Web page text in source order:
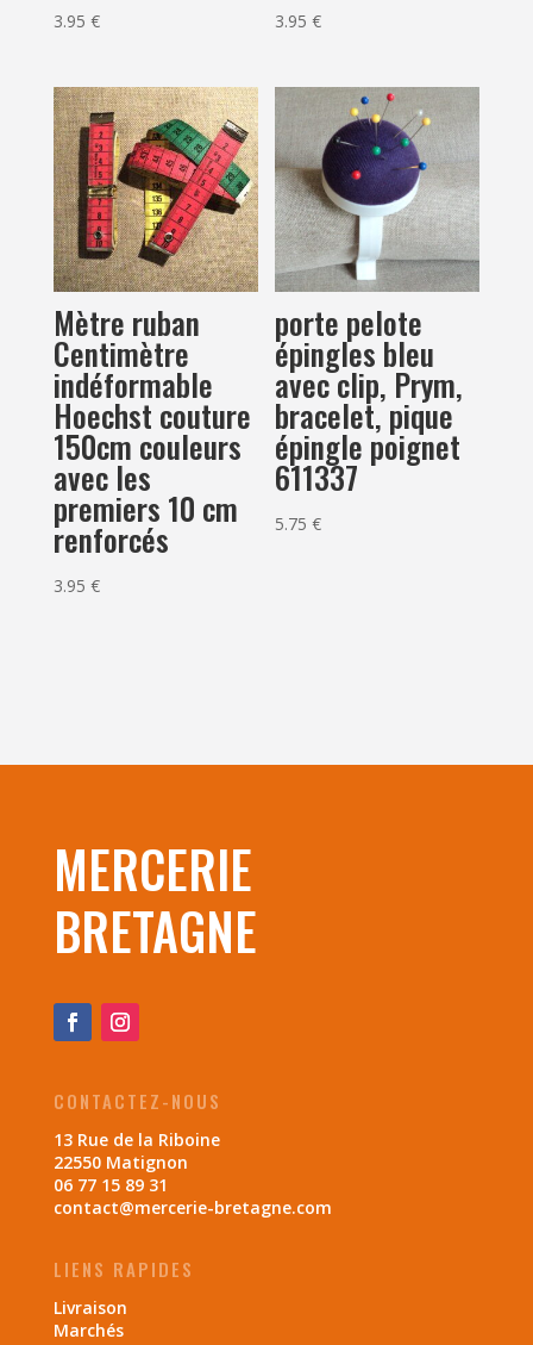
3.95 € 3.95€
Mètre ruban
Centimètre
indéformable
Hoechst couture
150cm couleurs
avec les
premiers 10 cm
renforcés
3.95 €
porte pelote
épingles bleu
avec clip, Prym,
bracelet, pique
épingle poignet
611337
5.75€
MERCERIE
BRETAGNE
CONTACTEZ-NOUS
13 Rue de la Riboine
22550 Matignon
06 77 15 89 31
contact@mercerie-bretagne.com
LIENS RAPIDES
Livraison
Marchés